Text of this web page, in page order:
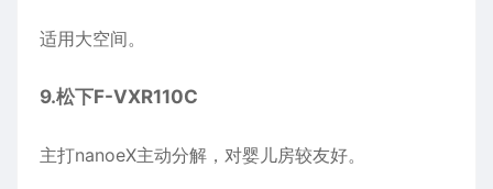
适用大空间。
9.松下F-VXR110C
主打nanoeX主动分解，对婴儿房较友好。